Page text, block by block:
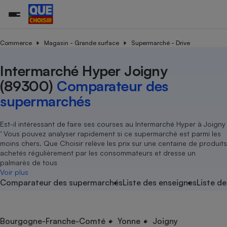
Commerce Magasin - Grande surface Supermarché - Drive
Intermarché Hyper Joigny
(89300) Comparateur des
supermarchés
Est-il intéressant de faire ses courses au Intermarché Hyper à Joigny
’ Vous pouvez analyser rapidement si ce supermarché est parmi les
moins chers. Que Choisir relève les prix sur une centaine de produits
achetés régulièrement par les consommateurs et dresse un
palmarès de tous
Voir plus
Comparateur des supermarchésListe des enseignesListe
Bourgogne-Franche-Comté Yonne Joigny
Agriculture
Produit alimentaire
Achat - Vente - Location
Carburant
Magasin - Grande surface
Marketing - Fidélisation
Organismes de défense
Système judiciaire
Air
Eau
Achat - Vente - Travaux
Location
Sport
Vacances - Tourisme
électrique
Démarche administrative
Senior
Service marchand
Train
Transport aérien
Toutes les actualités
Enquêtes
Guides d'achat
Conseils
Brèves
Tous les services
Soumettre un litige
Lettres types
Rencontrer une association locale
Tous nos combats
Nos actions
Nos grandes victoires
Les billets de la présidente
Nos associations locales
Nous rejoindre
En savoir plus sur Que Choisir Ensemble
nous ?
L’association
Nos missions
Notre méthodologie
Notre financement
Nos partenaires
Nous rejoindre